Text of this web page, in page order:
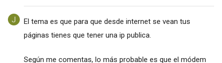
El tema es que para que desde internet se vean tus
páginas tienes que tener una ip publica.
Según me comentas, lo más probable es que el módem